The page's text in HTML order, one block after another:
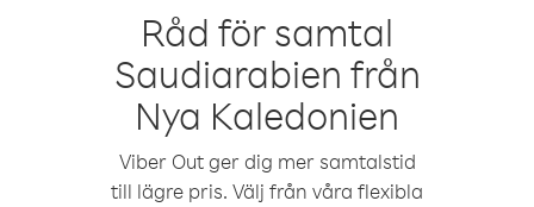
Råd för samtal
Saudiarabien från
Nya Kaledonien
Viber Out ger dig mer samtalstid
till lägre pris. Välj från våra flexibla